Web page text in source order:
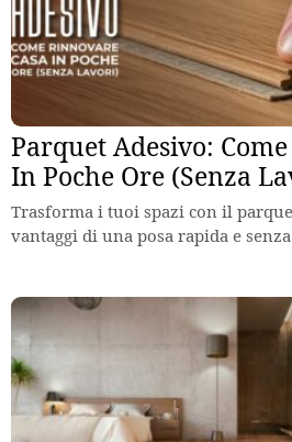
Parquet Adesivo:
In Poche Ore (Senza
Trasforma i tuoi spazi con il
vantaggi di una posa rapida e